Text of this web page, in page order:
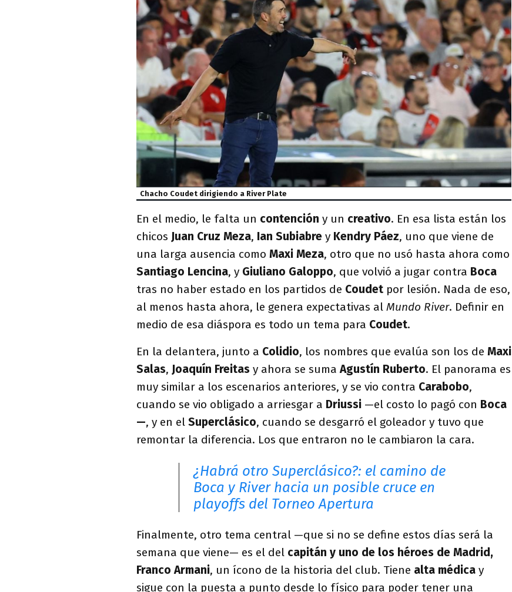
Chacho Coudet dirigiendo a River Plate
En el medio, le falta un contención y un creativo. En esa lista están los
chicos Juan Cruz Meza, Ian Subiabre y Kendry Páez, uno que viene de
una larga ausencia como Maxi Meza, otro que no usó hasta ahora como
Santiago Lencina, y Giuliano Galoppo, que volvió a jugar contra Boca
tras no haber estado en los partidos de Coudet por lesión. Nada de eso,
al menos hasta ahora, le genera expectativas al Mundo River. Definir en
medio de esa diáspora es todo un tema para Coudet.
En la delantera, junto a Colidio, los nombres que evalúa son los de Maxi
Salas, Joaquín Freitas y ahora se sumaAgustín Ruberto. El panorama es
muy similar a los escenarios anteriores, y se vio contra Carabobo,
cuando se vio obligado a arriesgar a Driussi —el costo lo pagó con Boca
—, y en el Superclásico, cuando se desgarró el goleador y tuvo que
remontar la diferencia. Los que entraron no le cambiaron la cara.
¿Habrá otro Superclásico?: el camino de
Boca y River hacia un posible cruce en
playoffs del Torneo Apertura
Finalmente, otro tema central —que si no se define estos días será la
semana que viene— es el del capitán y uno de los héroes de Madrid,
Franco Armani, un ícono de la historia del club. Tiene alta médica y
sigue con la puesta a punto desde lo físico para poder tener una